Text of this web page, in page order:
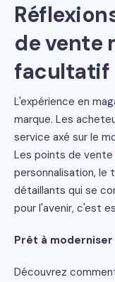
de vente
facultatif
L'expérience en
marque. Les
service axé sur le
Les points de
personnalisation, le
détaillants qui se
pour l'avenir, c'est
Prêt à
Découvrez